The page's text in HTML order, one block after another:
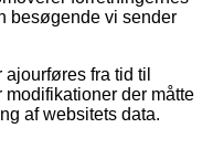
besøgende vi sender
fra tid til
der måtte
af websitets data.